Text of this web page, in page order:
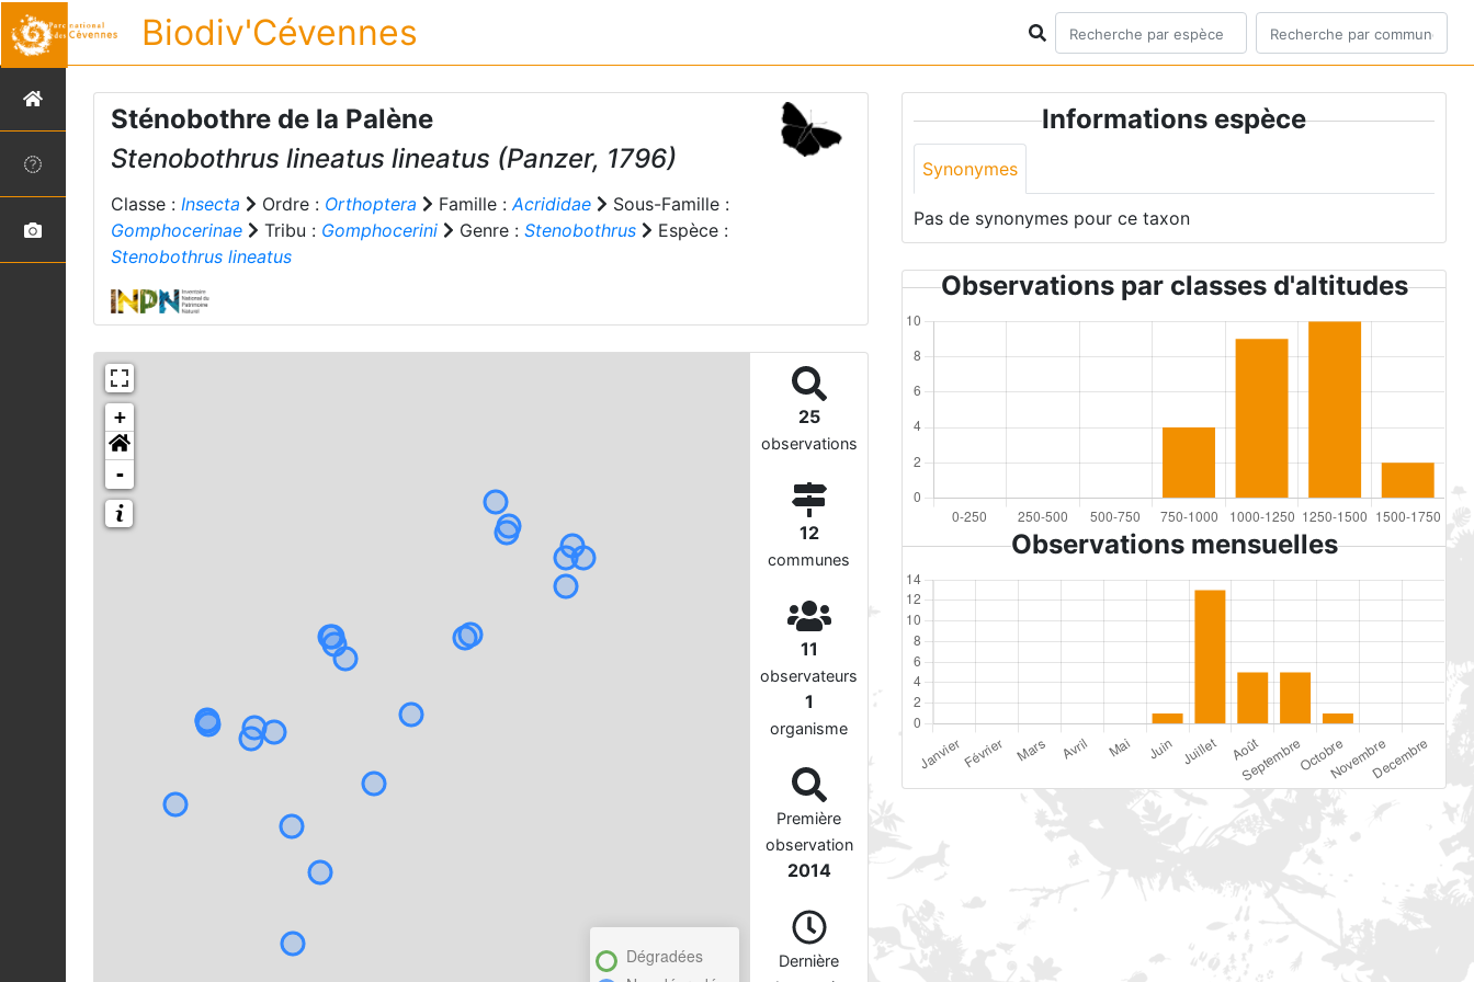
Biodiv'Cévennes
Sténobothre de la Palène
Stenobothrus lineatus lineatus (Panzer, 1796)
Classe : Insecta Ordre : Orthoptera Famille :Acrididae
Sous-Famille :
Gomphocerinae
Tribu : Gomphocerini Genre : Stenobothrus
Espèce :
Stenobothrus lineatus
+
-
Dégradées
25
observations
12
communes
11
observateurs
1
organisme
Première
observation
2014
Dernière
Informations espèce
Synonymes
Pas de synonymes pour ce taxon
Observations par classes d'altitudes
Observations mensuelles